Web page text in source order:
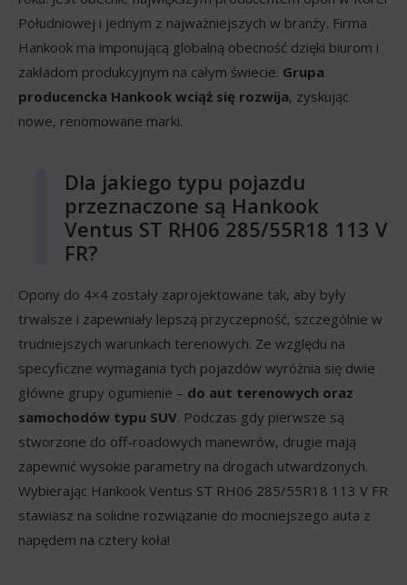
Południowej i jednym z najważniejszych w branży. Firma
Hankook ma imponującą globalną obecność dzięki biurom i
zakładom produkcyjnym na całym świecie. Grupa
producencka Hankook wciąż się rozwija, zyskując
nowe, renomowane marki.
Dla jakiego typu pojazdu
przeznaczone są Hankook
Ventus ST RH06 285/55R18 113 V
FR?
Opony do 4×4 zostały zaprojektowane tak, aby były
trwalsze i zapewniały lepszą przyczepność, szczególnie w
trudniejszych warunkach terenowych. Ze względu na
specyficzne wymagania tych pojazdów wyróżnia się dwie
główne grupy ogumienie – do aut terenowych oraz
samochodów typu SUV. Podczas gdy pierwsze są
stworzone do off-roadowych manewrów, drugie mają
zapewnić wysokie parametry na drogach utwardzonych.
Wybierając Hankook Ventus ST RH06 285/55R18 113 V FR
stawiasz na solidne rozwiązanie do mocniejszego auta z
napędem na cztery koła!